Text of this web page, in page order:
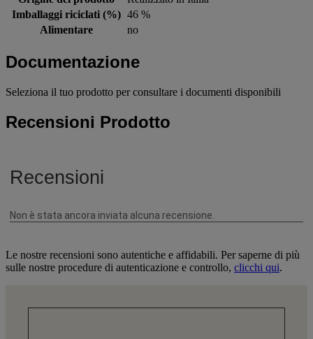
Imballaggi riciclati (%) 46 %
Alimentare
no
Documentazione
Seleziona il tuo prodotto per consultare i documenti disponibili
Recensioni Prodotto
Le nostre recensioni sono autentiche e affidabili. Per saperne di più
sulle nostre procedure di autenticazione e controllo, clicchi qui.